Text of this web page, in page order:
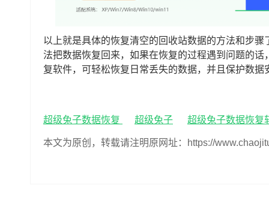
以上就是具体的恢复清空的回收站数据的方法和步
法把数据恢复回来，如果在恢复的过程遇到问题的话
复软件，可轻松恢复日常丢失的数据，并且保护数据
超级兔子数据恢复 超级兔子 超级兔子数据恢复
本文为原创，转载请注明原网址：https://